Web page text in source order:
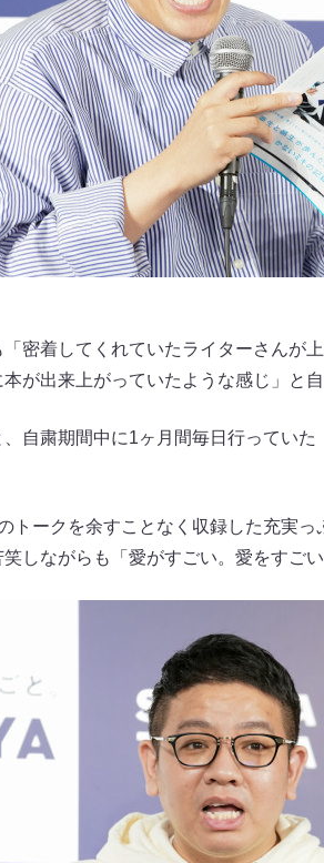
密着してくれていたライターさんが
が出来上がっていたような感じ」と
自粛期間中に1ヶ月間毎日行ってい
トークを余すことなく収録した充実っ
しながらも「愛がすごい。愛をすご